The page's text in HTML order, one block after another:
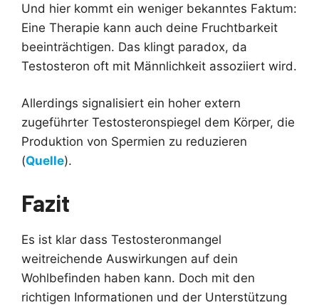
Und hier kommt ein weniger bekanntes Faktum:
Eine Therapie kann auch deine Fruchtbarkeit
beeinträchtigen. Das klingt paradox, da
Testosteron oft mit Männlichkeit assoziiert wird.
Allerdings signalisiert ein hoher extern
zugeführter Testosteronspiegel dem Körper, die
Produktion von Spermien zu reduzieren
(Quelle).
Fazit
Es ist klar dass Testosteronmangel
weitreichende Auswirkungen auf dein
Wohlbefinden haben kann. Doch mit den
richtigen Informationen und der Unterstützung